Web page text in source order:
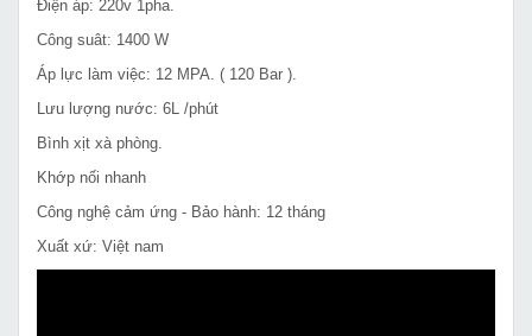
Điện áp: 220v 1pha.
Công suât: 1400 W
Áp lực làm việc: 12 MPA. ( 120 Bar ).
Lưu lượng nước: 6L /phút
Bình xịt xà phòng.
Khớp nối nhanh
Công nghệ cảm ứng - Bảo hành: 12 tháng
Xuất xứ: Việt nam